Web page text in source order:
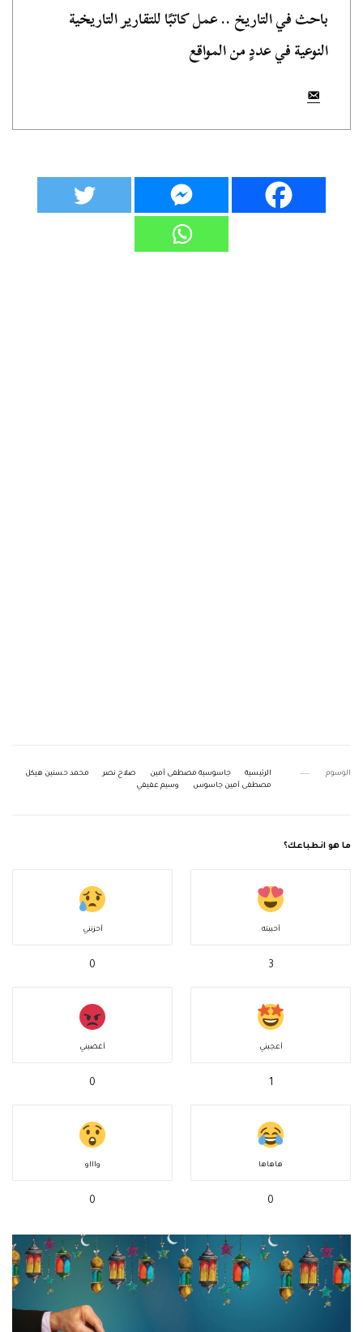
باحث في التاريخ .. عمل كاتبًا للتقارير التاريخية
النوعية في عددٍ من المواقع
الوسوم الرئيسية جاسوسية مصطفى أمين صلاح نصر
محمد حسنين هيكل
مصطفى أمين جاسوس
وسيم عفيفي
ما هو انطباعك؟
أحببته
3
أحزنني
0
أعجبني
1
أغضبني
0
هاهاها
0
واااو
0